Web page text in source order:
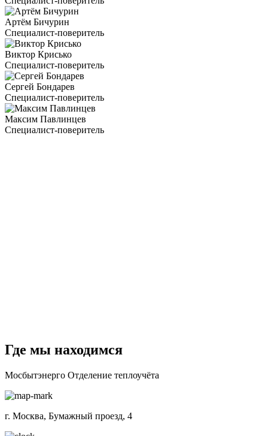
Артём Бичурин
Специалист-поверитель
Виктор Крисько
Специалист-поверитель
Сергей Бондарев
Специалист-поверитель
Максим Павлинцев
Специалист-поверитель
Где мы находимся
Мосбытэнерго Отделение теплоучёта
г. Москва, Бумажный проезд, 4